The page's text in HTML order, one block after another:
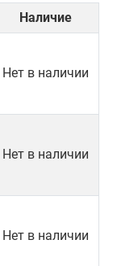
Наличие
Нет в наличии
Нет в наличии
Нет в наличии